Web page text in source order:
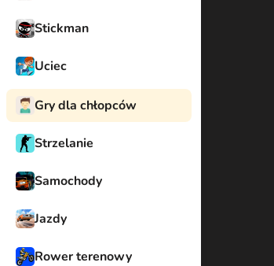
Stickman
Uciec
Gry dla chłopców
Strzelanie
Samochody
Jazdy
Rower terenowy